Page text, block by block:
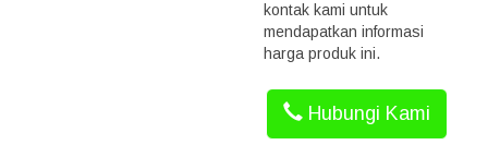
kontak kami untuk
mendapatkan informasi
harga produk ini.
Hubungi Kami